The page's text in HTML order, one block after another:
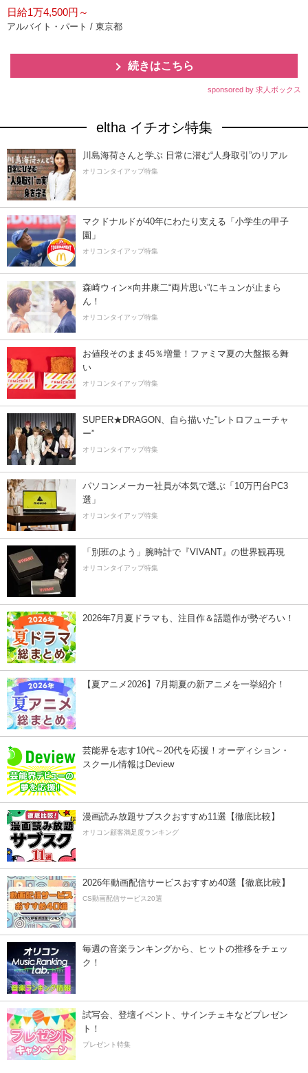
日給1万4,500円～
アルバイト・パート / 東京都
続きはこちら
sponsored by 求人ボックス
eltha イチオシ特集
川島海荷さんと学ぶ 日常に潜む“人身取引”のリアル
オリコンタイアップ特集
マクドナルドが40年にわたり支える「小学生の甲子
園」
オリコンタイアップ特集
森崎ウィン×向井康二“両片思い”にキュンが止まら
ん！
オリコンタイアップ特集
お値段そのまま45％増量！ファミマ夏の大盤振る舞
い
オリコンタイアップ特集
SUPER★DRAGON、自ら描いた”レトロフューチャ
ー”
オリコンタイアップ特集
パソコンメーカー社員が本気で選ぶ「10万円台PC3
選」
オリコンタイアップ特集
「別班のよう」腕時計で『VIVANT』の世界観再現
オリコンタイアップ特集
2026年7月夏ドラマも、注目作＆話題作が勢ぞろい！
【夏アニメ2026】7月期夏の新アニメを一挙紹介！
芸能界を志す10代～20代を応援！オーディション・
スクール情報はDeview
漫画読み放題サブスクおすすめ11選【徹底比較】
オリコン顧客満足度ランキング
2026年動画配信サービスおすすめ40選【徹底比較】
CS動画配信サービス20選
毎週の音楽ランキングから、ヒットの推移をチェッ
ク！
試写会、登壇イベント、サインチェキなどプレゼン
ト！
プレゼント特集